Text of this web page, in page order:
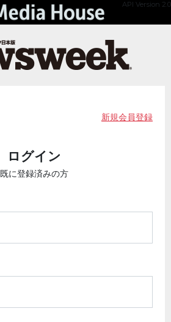
API Version 2.0
新規会員登録
ログイン
既に登録済みの方